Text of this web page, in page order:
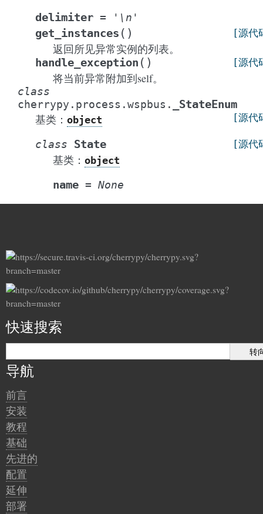
delimiter = '\n'
get_instances ( ) [源代
返回所见异常实例的列表。
handle_exception ( ) [源代
将当前异常附加到self。
class
cherrypy.process.wspbus.
_StateEnum
[源代
基类： object
class State [源代
基类： object
name = None
快速搜索
导航
前言
安装
教程
基础
先进的
配置
延伸
部署